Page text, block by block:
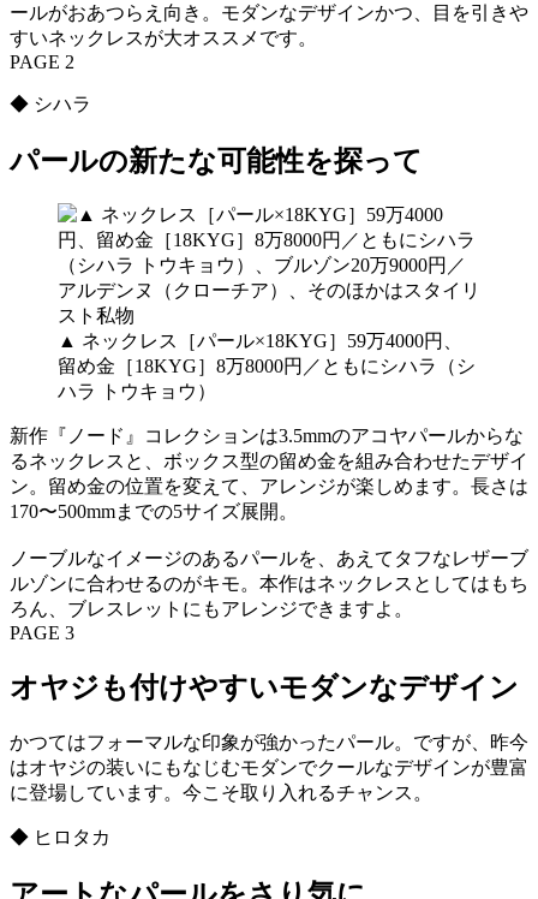
ールがおあつらえ向き。モダンなデザインかつ、目を引きや
すいネックレスが大オススメです。
PAGE 2
◆ シハラ
パールの新たな可能性を探って
▲ ネックレス［パール×18KYG］59万4000円、
留め金［18KYG］8万8000円／ともにシハラ（シ
ハラ トウキョウ）
新作『ノード』コレクションは3.5mmのアコヤパールからな
るネックレスと、ボックス型の留め金を組み合わせたデザイ
ン。留め金の位置を変えて、アレンジが楽しめます。長さは
170〜500mmまでの5サイズ展開。
ノーブルなイメージのあるパールを、あえてタフなレザーブ
ルゾンに合わせるのがキモ。本作はネックレスとしてはもち
ろん、ブレスレットにもアレンジできますよ。
PAGE 3
オヤジも付けやすいモダンなデザイン
かつてはフォーマルな印象が強かったパール。ですが、昨今
はオヤジの装いにもなじむモダンでクールなデザインが豊富
に登場しています。今こそ取り入れるチャンス。
◆ ヒロタカ